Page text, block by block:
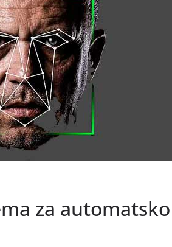
za automatsko